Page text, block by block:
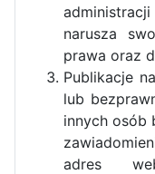
narusza
prawa oraz
Publikacje
lub
innych osób
adres